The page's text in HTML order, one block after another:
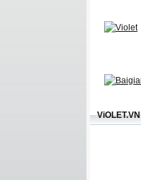
ViOLET.VN